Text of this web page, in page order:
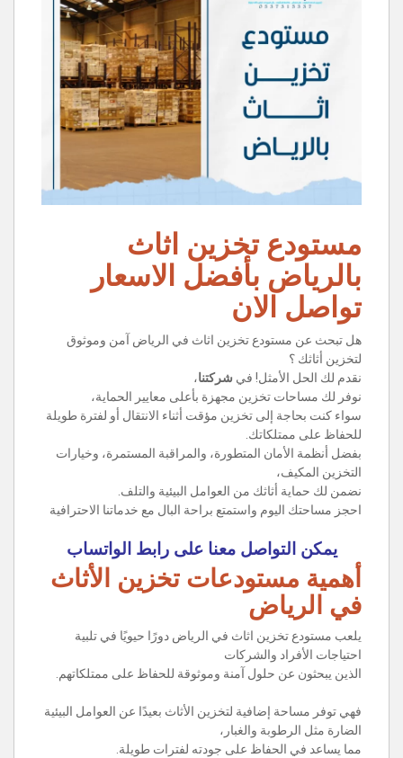
مستودع تخزين اثاث
بالرياض بأفضل الاسعار
تواصل الان
هل تبحث عن مستودع تخزين اثاث في الرياض آمن وموثوق
لتخزين أثاثك ؟
نقدم لك الحل الأمثل! في شركتنا،
نوفر لك مساحات تخزين مجهزة بأعلى معايير الحماية،
سواء كنت بحاجة إلى تخزين مؤقت أثناء الانتقال أو لفترة طويلة
للحفاظ على ممتلكاتك.
بفضل أنظمة الأمان المتطورة، والمراقبة المستمرة، وخيارات
التخزين المكيف،
نضمن لك حماية أثاثك من العوامل البيئية والتلف.
احجز مساحتك اليوم واستمتع براحة البال مع خدماتنا الاحترافية
يمكن التواصل معنا على رابط الواتساب
أهمية مستودعات تخزين الأثاث
في الرياض
يلعب مستودع تخزين اثاث في الرياض دورًا حيويًا في تلبية
احتياجات الأفراد والشركات
الذين يبحثون عن حلول آمنة وموثوقة للحفاظ على ممتلكاتهم.
فهي توفر مساحة إضافية لتخزين الأثاث بعيدًا عن العوامل البيئية
الضارة مثل الرطوبة والغبار،
مما يساعد في الحفاظ على جودته لفترات طويلة.